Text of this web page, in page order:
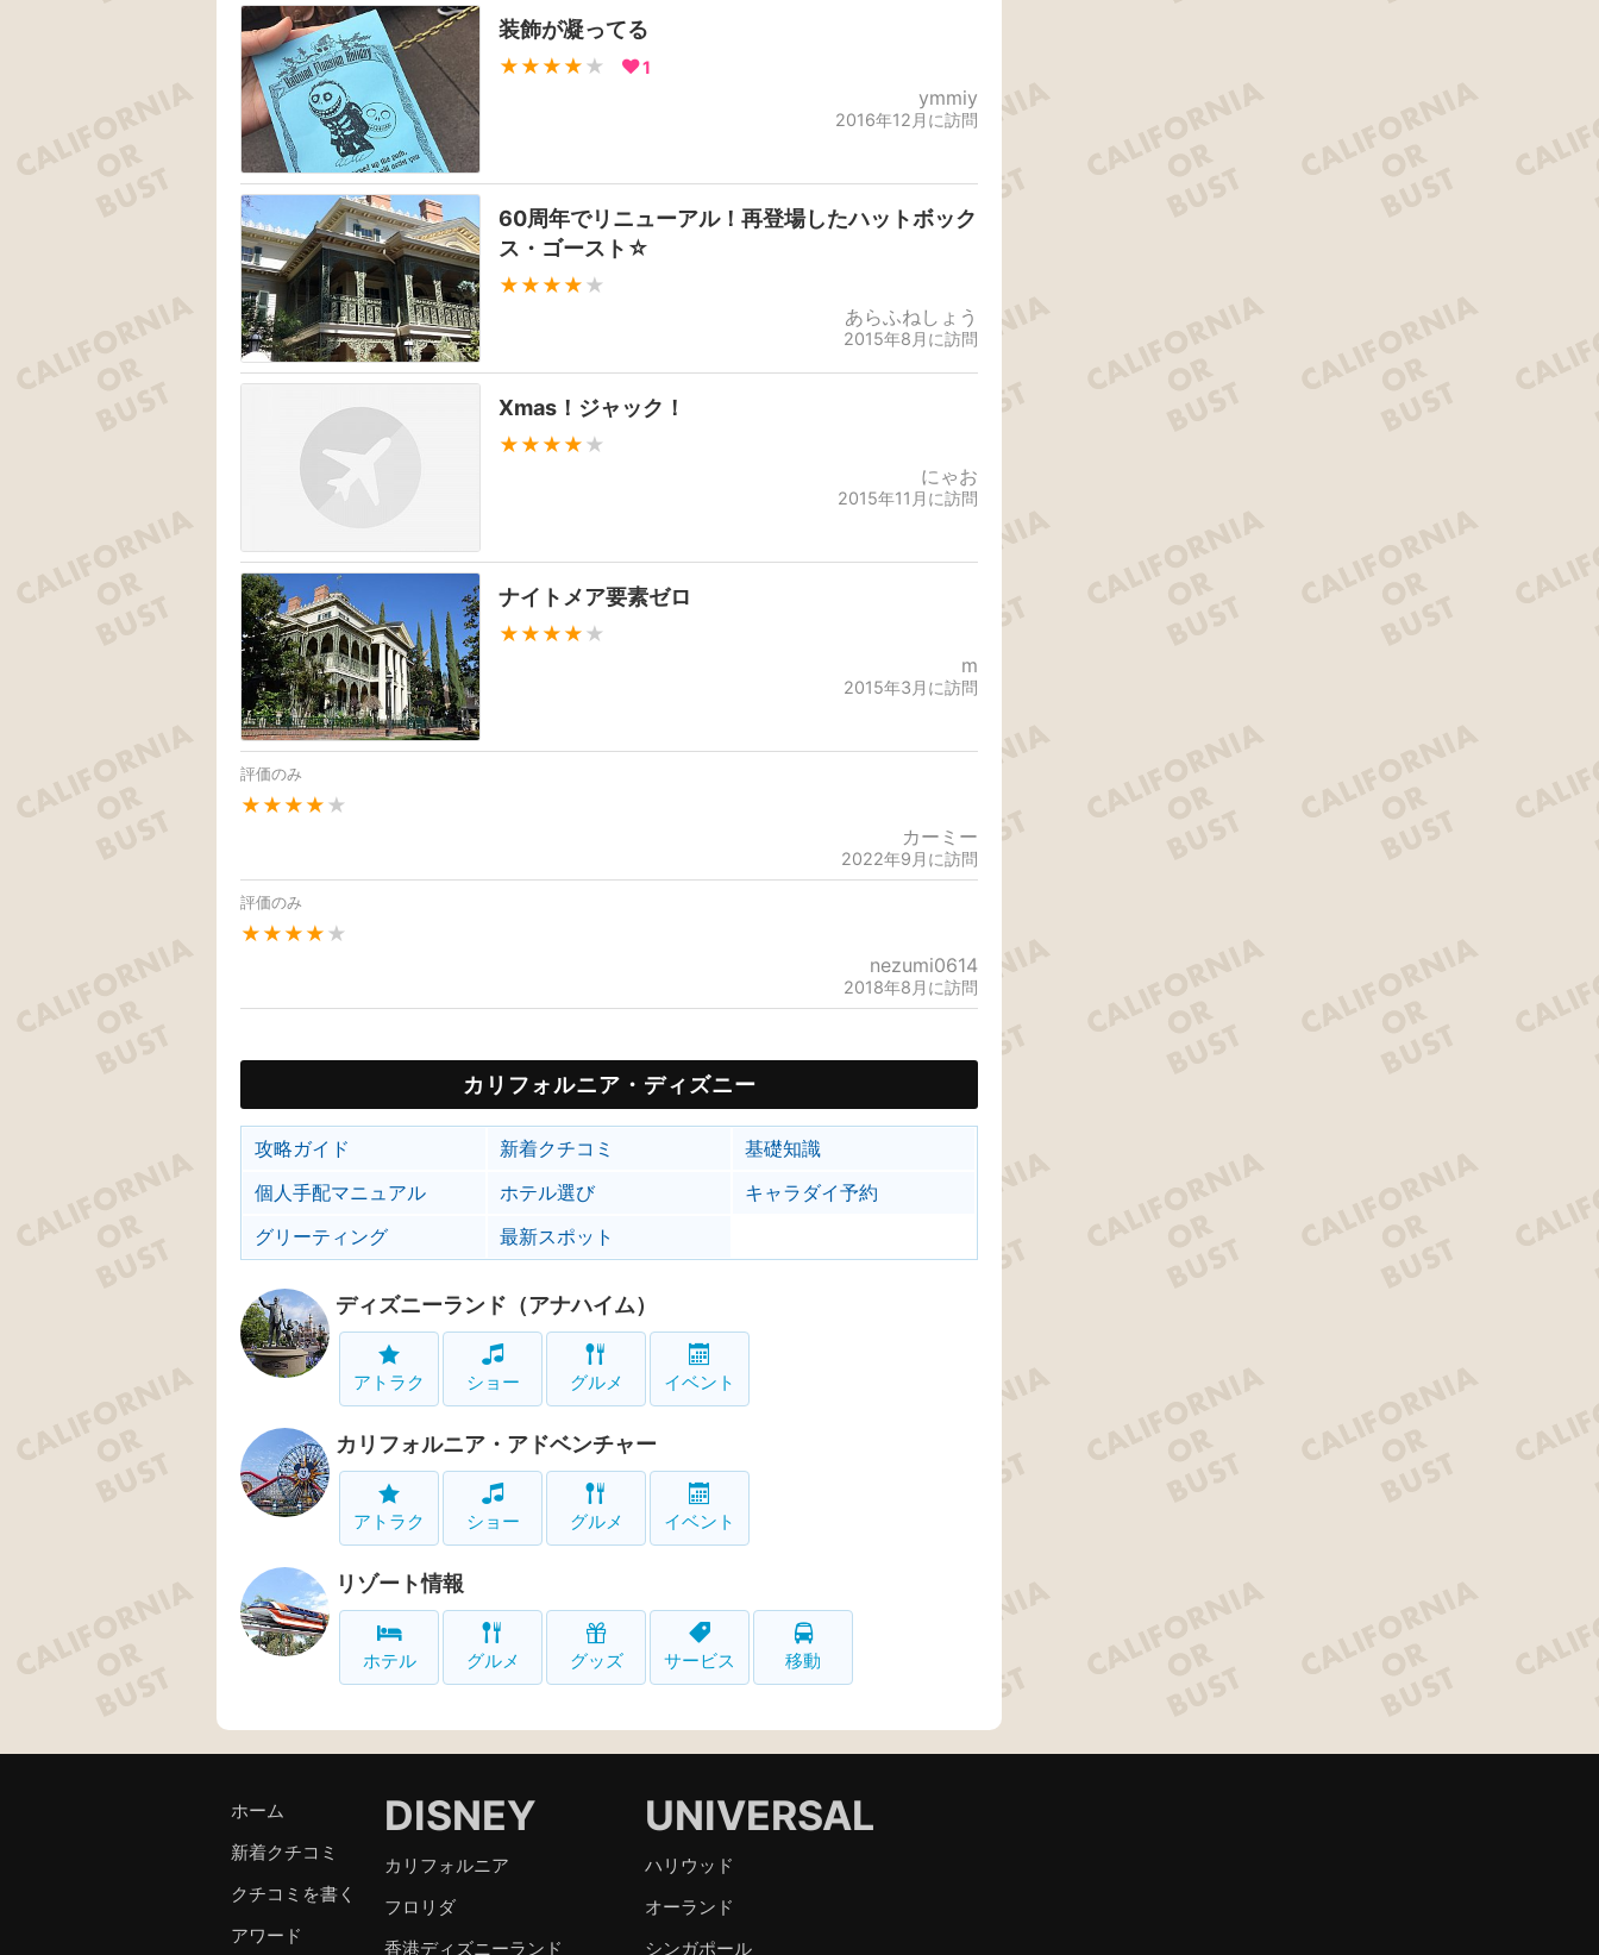
装飾が凝ってる
★★★★ ★ 1
ymmiy
2016年12月に訪問
60周年でリニューアル！再登場したハットボック
ス・ゴースト☆
★★★★ ★
あらふねしょう
2015年8月に訪問
Xmas！ジャック！
★★★★ ★
にゃお
2015年11月に訪問
ナイトメア要素ゼロ
★★★★ ★
m
2015年3月に訪問
評価のみ
★★★★ ★
カーミー
2022年9月に訪問
評価のみ
★★★★ ★
nezumi0614
2018年8月に訪問
カリフォルニア・ディズニー
攻略ガイド 新着クチコミ
基礎知識
個人手配マニュアル
ホテル選び
キャラダイ予約
グリーティング
最新スポット
ディズニーランド（アナハイム）
アトラク ショー グルメ イベント
カリフォルニア・アドベンチャー
アトラク ショー グルメ イベント
リゾート情報
ホテル グルメ グッズ サービス 移動
ホーム
新着クチコミ
クチコミを書く
アワード
DISNEY
カリフォルニア
フロリダ
香港ディズニーランド
UNIVERSAL
ハリウッド
オーランド
シンガポール